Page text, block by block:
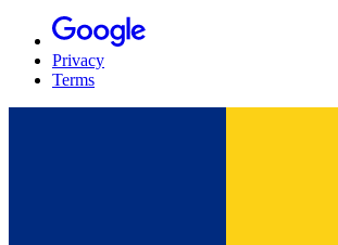
Privacy
Terms